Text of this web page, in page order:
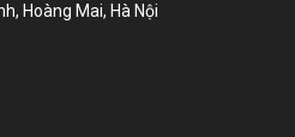
Hoàng Mai, Hà Nội